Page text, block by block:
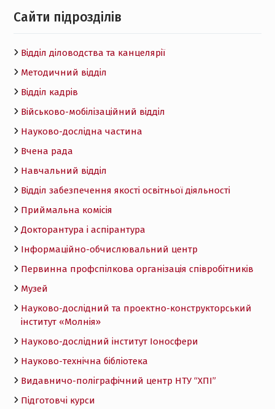
Cайти підрозділів
Відділ діловодства та канцелярії
Методичний відділ
Відділ кадрів
Військово-мобілізаційний відділ
Науково-дослідна частина
Вчена рада
Навчальний відділ
Відділ забезпечення якості освітньої діяльності
Приймальна комісія
Докторантура і аспірантура
Інформаційно-обчислювальний центр
Первинна профспілкова організація співробітників
Музей
Науково-дослідний та проектно-конструкторський
інститут «Молнія»
Науково-дослідний інститут Іоносфери
Науково-технічна бібліотека
Видавничо-поліграфічний центр НТУ “ХПІ”
Підготовчі курси